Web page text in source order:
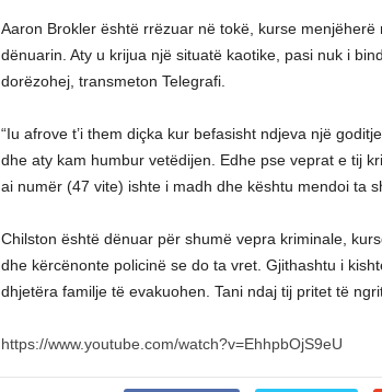
Aaron Brokler është rrëzuar në tokë, kurse menjëherë
dënuarin. Aty u krijua një situatë kaotike, pasi nuk i
dorëzohej, transmeton Telegrafi.
“Iu afrove t’i them diçka kur befasisht ndjeva një
dhe aty kam humbur vetëdijen. Edhe pse veprat e tij
ai numër (47 vite) ishte i madh dhe kështu mendoi ta
Chilston është dënuar për shumë vepra kriminale,
dhe kërcënonte policinë se do ta vret. Gjithashtu i
dhjetëra familje të evakuohen. Tani ndaj tij pritet të
https://www.youtube.com/watch?v=EhhpbOjS9eU